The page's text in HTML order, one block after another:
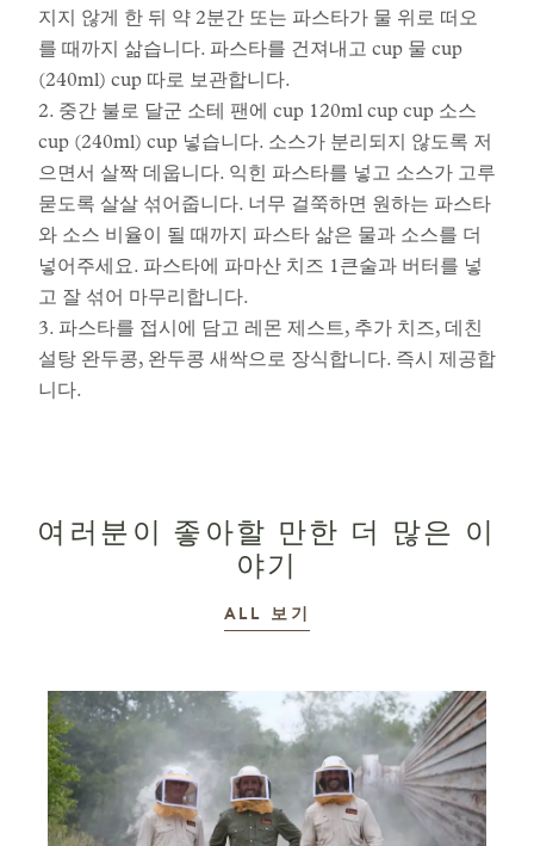
지지 않게 한 뒤 약 2분간 또는 파스타가 물 위로 떠오
를 때까지 삶습니다. 파스타를 건져내고 cup 물 cup
(240ml) cup 따로 보관합니다.
2. 중간 불로 달군 소테 팬에 cup 120ml cup cup 소스
cup (240ml) cup 넣습니다. 소스가 분리되지 않도록 저
으면서 살짝 데웁니다. 익힌 파스타를 넣고 소스가 고루
묻도록 살살 섞어줍니다. 너무 걸쭉하면 원하는 파스타
와 소스 비율이 될 때까지 파스타 삶은 물과 소스를 더
넣어주세요. 파스타에 파마산 치즈 1큰술과 버터를 넣
고 잘 섞어 마무리합니다.
3. 파스타를 접시에 담고 레몬 제스트, 추가 치즈, 데친
설탕 완두콩, 완두콩 새싹으로 장식합니다. 즉시 제공합
니다.
여러분이 좋아할 만한 더 많은 이
야기
ALL 이야기
보기